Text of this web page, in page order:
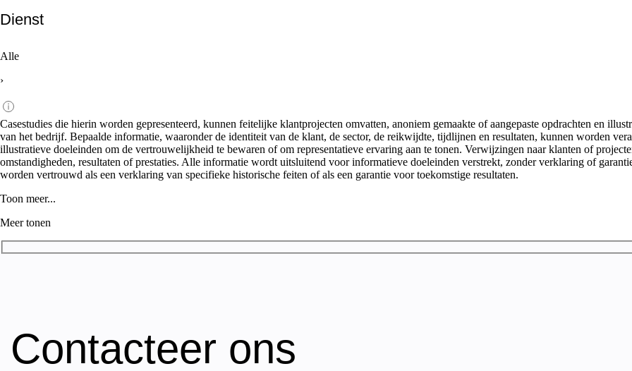
Dienst
Alle
›
Casestudies die hierin worden gepresenteerd, kunnen feitelijke klantprojecten omvatten, anoniem gemaakte of aangepaste opdrachten en
van het bedrijf. Bepaalde informatie, waaronder de identiteit van de klant, de sector, de reikwijdte, tijdlijnen en resultaten, kunnen worden
illustratieve doeleinden om de vertrouwelijkheid te bewaren of om representatieve ervaring aan te tonen. Verwijzingen naar klanten of
omstandigheden, resultaten of prestaties. Alle informatie wordt uitsluitend voor informatieve doeleinden verstrekt, zonder verklaring of
worden vertrouwd als een verklaring van specifieke historische feiten of als een garantie voor toekomstige resultaten.
Toon meer...
Meer tonen
Contacteer ons